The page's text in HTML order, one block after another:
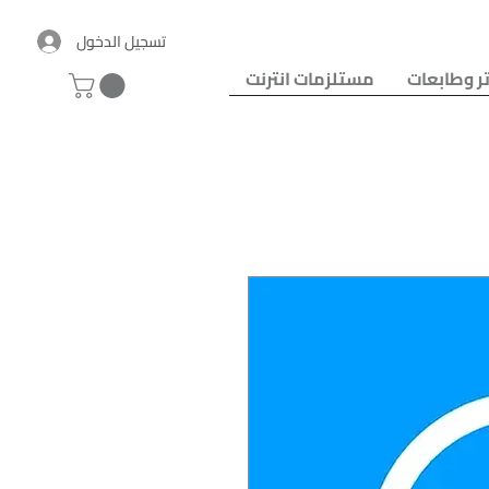
تسجيل الدخول
وطابعات مستلزمات انترنت